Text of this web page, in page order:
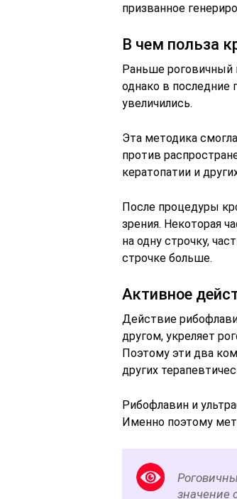
призванное
В чем польза
Раньше роговичный
однако в последние
увеличились.
Эта методика
против
кератопатии и
После процедуры
зрения. Некоторая
на одну строчку,
строчке больше.
Активное
Действие
другом, укреляет
Поэтому эти два
других
Рибофлавин и
Именно поэтому
значение